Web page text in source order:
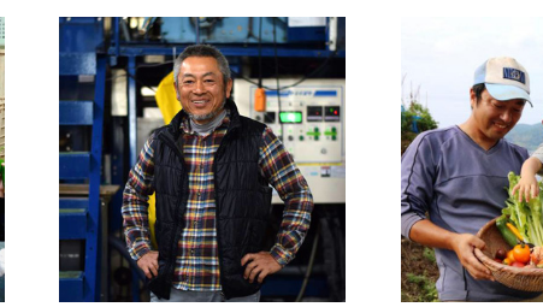
す。
農業とかかわる機会が少ない昨
今、農業の良さ、自然の大切
さ、物づくりの大変さ、本物を
体感した時の感動を、農業を通
じて皆様に伝えていきたいと思
っています。
にもなるような
り、まちの特産
たらみかんの段
こに。
眼下には、竹崎
で有名なワタ
が多く水揚げさ
望むことができ